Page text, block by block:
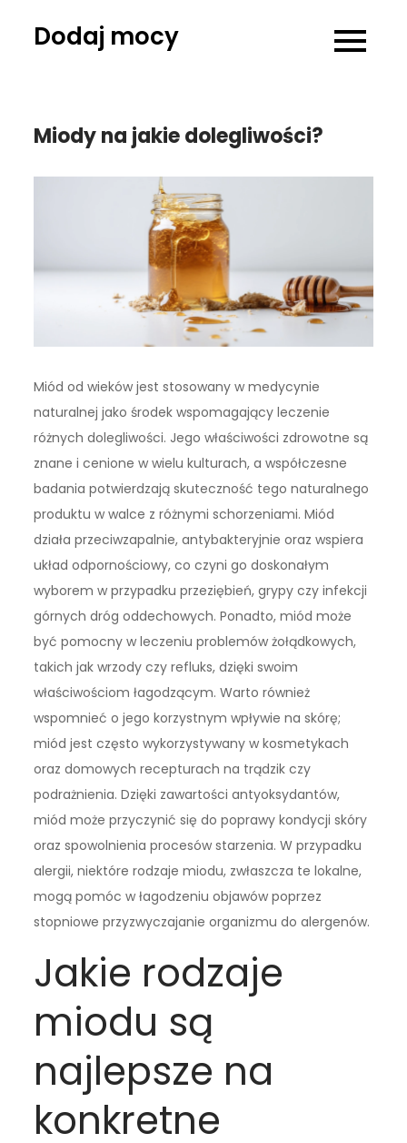
Dodaj mocy
Miody na jakie dolegliwości?
Miód od wieków jest stosowany w medycynie
naturalnej jako środek wspomagający leczenie
różnych dolegliwości. Jego właściwości zdrowotne są
znane i cenione w wielu kulturach, a współczesne
badania potwierdzają skuteczność tego naturalnego
produktu w walce z różnymi schorzeniami. Miód
działa przeciwzapalnie, antybakteryjnie oraz wspiera
układ odpornościowy, co czyni go doskonałym
wyborem w przypadku przeziębień, grypy czy infekcji
górnych dróg oddechowych. Ponadto, miód może
być pomocny w leczeniu problemów żołądkowych,
takich jak wrzody czy refluks, dzięki swoim
właściwościom łagodzącym. Warto również
wspomnieć o jego korzystnym wpływie na skórę;
miód jest często wykorzystywany w kosmetykach
oraz domowych recepturach na trądzik czy
podrażnienia. Dzięki zawartości antyoksydantów,
miód może przyczynić się do poprawy kondycji skóry
oraz spowolnienia procesów starzenia. W przypadku
alergii, niektóre rodzaje miodu, zwłaszcza te lokalne,
mogą pomóc w łagodzeniu objawów poprzez
stopniowe przyzwyczajanie organizmu do alergenów.
Jakie rodzaje
miodu są
najlepsze na
konkretne